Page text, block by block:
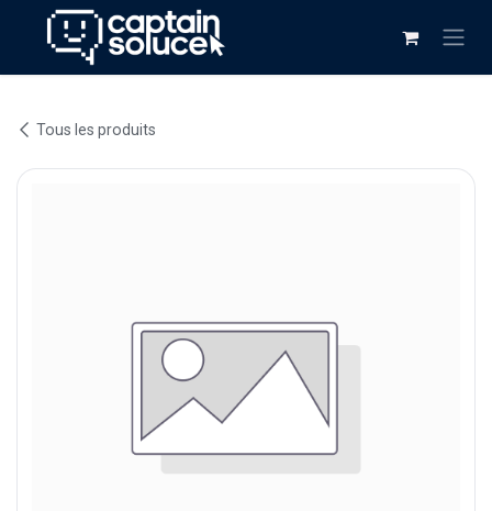
Se rendre au contenu
Tous les produits